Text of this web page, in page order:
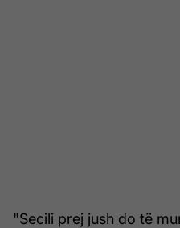
"Secili prej jush do të